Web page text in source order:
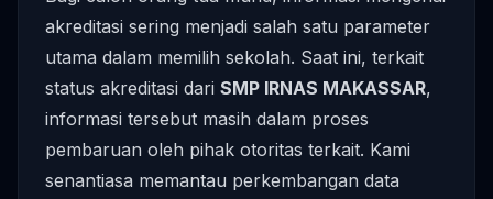
akreditasi sering menjadi salah satu parameter
utama dalam memilih sekolah. Saat ini, terkait
status akreditasi dari SMP IRNAS MAKASSAR,
informasi tersebut masih dalam proses
pembaruan oleh pihak otoritas terkait. Kami
senantiasa memantau perkembangan data